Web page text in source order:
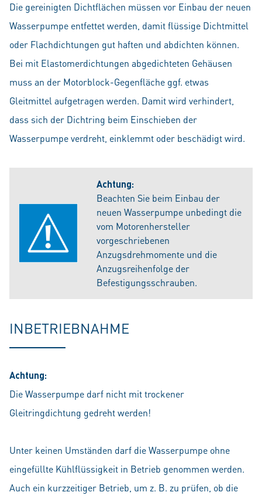
Die gereinigten Dichtflächen müssen vor Einbau der neuen
Wasserpumpe entfettet werden, damit flüssige Dichtmittel
oder Flachdichtungen gut haften und abdichten können.
Bei mit Elastomerdichtungen abgedichteten Gehäusen
muss an der Motorblock-Gegenfläche ggf. etwas
Gleitmittel aufgetragen werden. Damit wird verhindert,
dass sich der Dichtring beim Einschieben der
Wasserpumpe verdreht, einklemmt oder beschädigt wird.
Achtung:
Beachten Sie beim Einbau der
neuen Wasserpumpe unbedingt die
vom Motorenhersteller
vorgeschriebenen
Anzugsdrehmomente und die
Anzugsreihenfolge der
Befestigungsschrauben.
INBETRIEBNAHME
Achtung:
Die Wasserpumpe darf nicht mit trockener
Gleitringdichtung gedreht werden!
Unter keinen Umständen darf die Wasserpumpe ohne
eingefüllte Kühlflüssigkeit in Betrieb genommen werden.
Auch ein kurzzeitiger Betrieb, um z. B. zu prüfen, ob die